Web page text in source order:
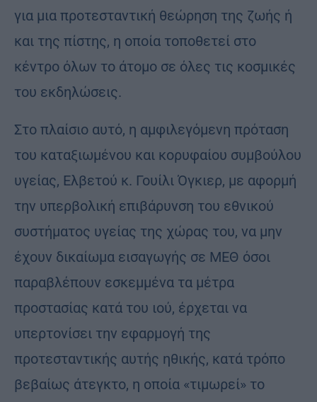
για μια προτεσταντική θεώρηση της ζωής ή
και της πίστης, η οποία τοποθετεί στο
κέντρο όλων το άτομο σε όλες τις κοσμικές
του εκδηλώσεις.
Στο πλαίσιο αυτό, η αμφιλεγόμενη πρόταση
του καταξιωμένου και κορυφαίου συμβούλου
υγείας, Ελβετού κ. Γουίλι Όγκιερ, με αφορμή
την υπερβολική επιβάρυνση του εθνικού
συστήματος υγείας της χώρας του, να μην
έχουν δικαίωμα εισαγωγής σε ΜΕΘ όσοι
παραβλέπουν εσκεμμένα τα μέτρα
προστασίας κατά του ιού, έρχεται να
υπερτονίσει την εφαρμογή της
προτεσταντικής αυτής ηθικής, κατά τρόπο
βεβαίως άτεγκτο, η οποία «τιμωρεί» το